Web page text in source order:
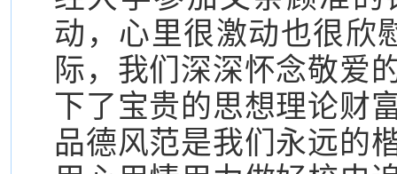
动，心里很激动也很欣
际，我们深深怀念敬爱
下了宝贵的思想理论财
品德风范是我们永远的